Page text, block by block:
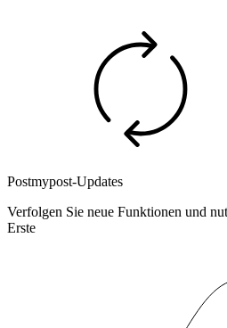
Postmypost-Updates
Verfolgen Sie neue Funktionen und
Erste